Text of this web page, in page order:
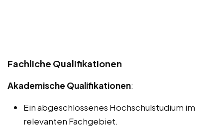
Fachliche Qualifikationen
Akademische Qualifikationen:
Ein abgeschlossenes Hochschulstudium im
relevanten Fachgebiet.